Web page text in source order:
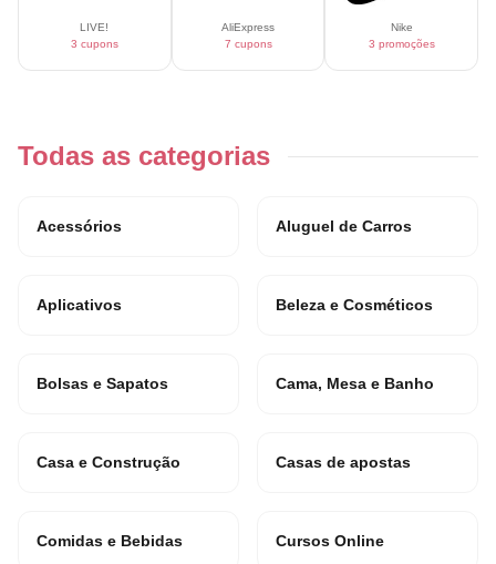
LIVE!
3 cupons
AliExpress
7 cupons
Nike
3 promoções
Todas as categorias
Acessórios Aluguel de Carros
Aplicativos Beleza e Cosméticos
Bolsas e Sapatos Cama, Mesa e Banho
Casa e Construção Casas de apostas
Comidas e Bebidas Cursos Online